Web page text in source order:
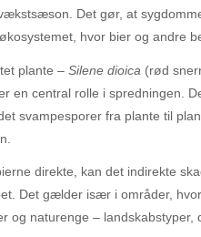
Det gør, at
hvor bier og andre
plante – Silene dioica (rød
en central rolle i spredningen.
svampesporer fra plante til
direkte, kan det indirekte
Det gælder især i områder,
og naturenge – landskabstyper,